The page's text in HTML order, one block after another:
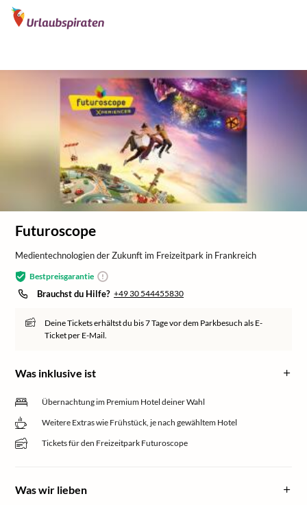
Futuroscope
Medientechnologien der Zukunft im Freizeitpark in Frankreich
Bestpreisgarantie
Brauchst du Hilfe? +49 30 544455830
Deine Tickets erhältst du bis 7 Tage vor dem Parkbesuch als E-
Ticket per E-Mail.
Was inklusive ist
Übernachtung im Premium Hotel deiner Wahl
Weitere Extras wie Frühstück, je nach gewähltem Hotel
Tickets für den Freizeitpark Futuroscope
Was wir lieben